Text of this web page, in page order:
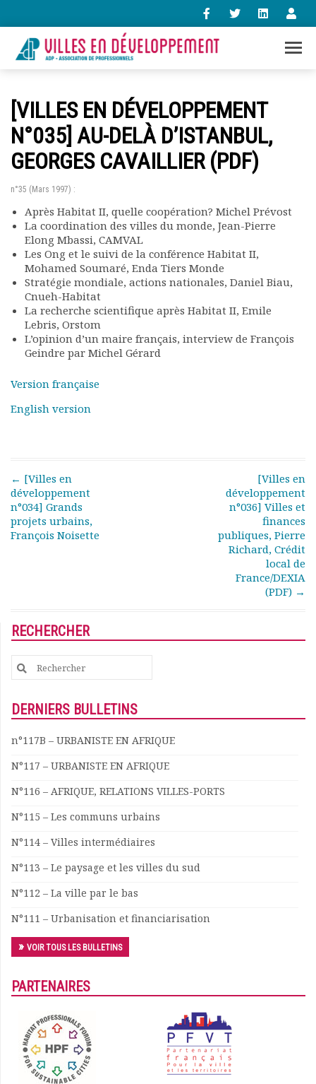
contact@villes-developpement.org
Accueil
Qui sommes-nous ?
Présentation vidéo
Le bureau
Statuts de l’association
Vie de l’association
Calendrier des activités
Assemblées générales
Comptes rendus mensuels
Rapports moraux
Rapports financiers
Nous rejoindre
Le bulletin
Présentation du bulletin
Comité de rédaction
Ressources
Nos actions
Podcast-AdP
Dîners débats
Publications et rapports
Les adhérents
Annuaire
Offres d’emploi
Forum
Actualités
[VILLES EN DÉVELOPPEMENT
N°035] AU-DELÀ D’ISTANBUL,
GEORGES CAVAILLIER (PDF)
n°35 (Mars 1997) :
Après Habitat II, quelle coopération? Michel Prévost
La coordination des villes du monde, Jean-Pierre
Elong Mbassi, CAMVAL
Les Ong et le suivi de la conférence Habitat II,
Mohamed Soumaré, Enda Tiers Monde
Stratégie mondiale, actions nationales, Daniel Biau,
Cnueh-Habitat
La recherche scientifique après Habitat II, Emile
Lebris, Orstom
L’opinion d’un maire français, interview de François
Geindre par Michel Gérard
Version française
English version
Post navigation
← [Villes en
développement
n°034] Grands
projets urbains,
François Noisette
[Villes en
développement
n°036] Villes et
finances
publiques, Pierre
Richard, Crédit
local de
France/DEXIA
(PDF) →
RECHERCHER
Search
for:
DERNIERS BULLETINS
n°117B – URBANISTE EN AFRIQUE
N°117 – URBANISTE EN AFRIQUE
N°116 – AFRIQUE, RELATIONS VILLES-PORTS
N°115 – Les communs urbains
N°114 – Villes intermédiaires
N°113 – Le paysage et les villes du sud
N°112 – La ville par le bas
N°111 – Urbanisation et financiarisation
VOIR TOUS LES BULLETINS
PARTENAIRES